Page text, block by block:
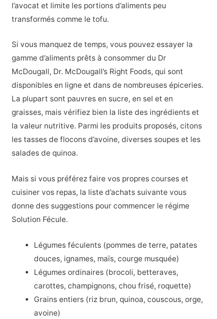
l’avocat et limite les portions d’aliments peu
transformés comme le tofu.
Si vous manquez de temps, vous pouvez essayer la
gamme d’aliments prêts à consommer du Dr
McDougall, Dr. McDougall’s Right Foods, qui sont
disponibles en ligne et dans de nombreuses épiceries.
La plupart sont pauvres en sucre, en sel et en
graisses, mais vérifiez bien la liste des ingrédients et
la valeur nutritive. Parmi les produits proposés, citons
les tasses de flocons d’avoine, diverses soupes et les
salades de quinoa.
Mais si vous préférez faire vos propres courses et
cuisiner vos repas, la liste d’achats suivante vous
donne des suggestions pour commencer le régime
Solution Fécule.
Légumes féculents (pommes de terre, patates
douces, ignames, maïs, courge musquée)
Légumes ordinaires (brocoli, betteraves,
carottes, champignons, chou frisé, roquette)
Grains entiers (riz brun, quinoa, couscous, orge,
avoine)